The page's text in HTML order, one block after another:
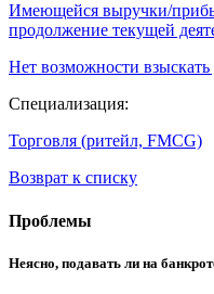
Имеющейся выручки/
продолжение текущей
Нет возможности взыскать
Специализация:
Торговля (ритейл, FMCG)
Возврат к списку
Проблемы
Неясно, подавать ли на